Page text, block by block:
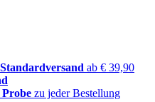
ab € 39,90
Probe zu jeder Bestellung